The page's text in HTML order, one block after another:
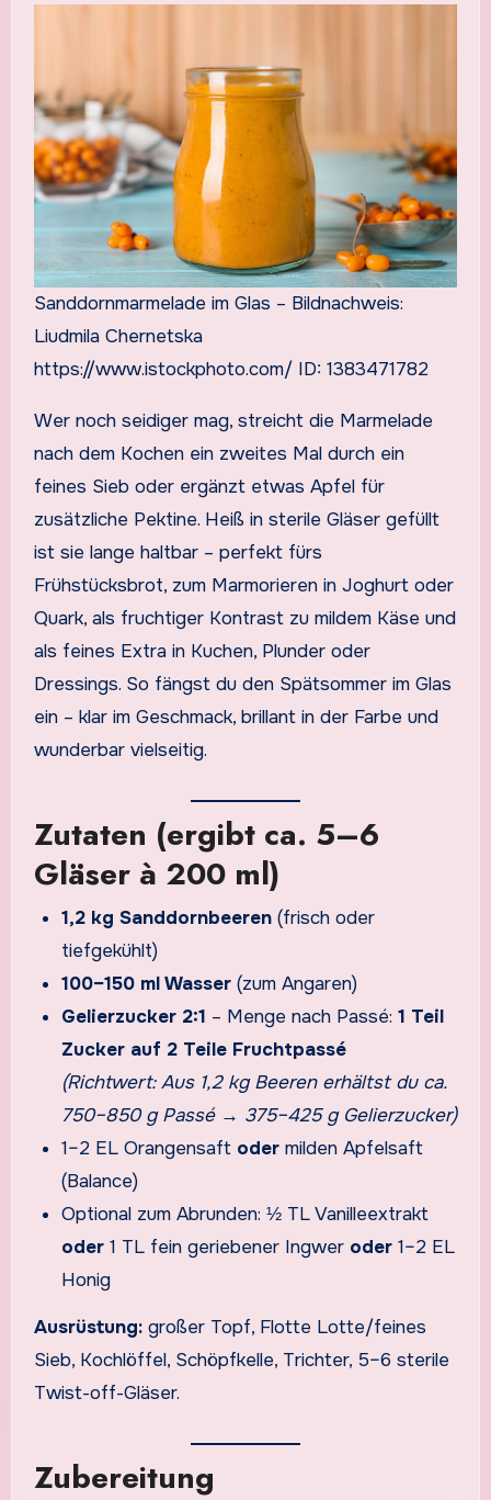
Sanddornmarmelade im Glas – Bildnachweis:
Liudmila Chernetska
https://www.istockphoto.com/ ID: 1383471782
Wer noch seidiger mag, streicht die Marmelade
nach dem Kochen ein zweites Mal durch ein
feines Sieb oder ergänzt etwas Apfel für
zusätzliche Pektine. Heiß in sterile Gläser gefüllt
ist sie lange haltbar – perfekt fürs
Frühstücksbrot, zum Marmorieren in Joghurt oder
Quark, als fruchtiger Kontrast zu mildem Käse und
als feines Extra in Kuchen, Plunder oder
Dressings. So fängst du den Spätsommer im Glas
ein – klar im Geschmack, brillant in der Farbe und
wunderbar vielseitig.
Zutaten (ergibt ca. 5–6
Gläser à 200 ml)
1,2 kg Sanddornbeeren (frisch oder
tiefgekühlt)
100–150 ml Wasser (zum Angaren)
Gelierzucker 2:1 – Menge nach Passé:1 Teil
Zucker auf 2 Teile Fruchtpassé
(Richtwert: Aus 1,2 kg Beeren erhältst du ca.
750–850 g Passé → 375–425 g Gelierzucker)
1–2 EL Orangensaft oder milden Apfelsaft
(Balance)
Optional zum Abrunden: ½ TL Vanilleextrakt
oder 1 TL fein geriebener Ingwer oder 1–2 EL
Honig
Ausrüstung:großer Topf, Flotte Lotte/feines
Sieb, Kochlöffel, Schöpfkelle, Trichter, 5–6 sterile
Twist-off-Gläser.
Zubereitung